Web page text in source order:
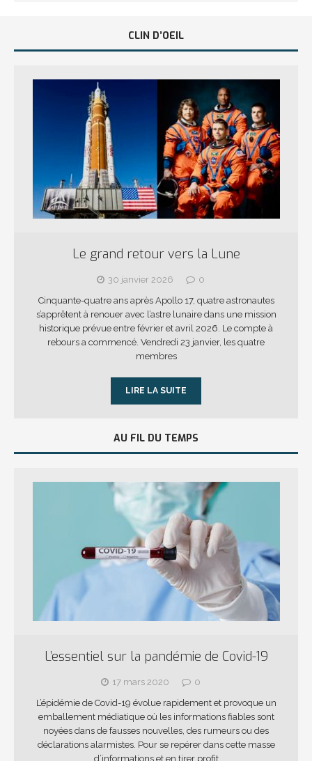
CLIN D’OEIL
Le grand retour vers la Lune
30 janvier 2026
0
Cinquante-quatre ans après Apollo 17, quatre astronautes
s’apprêtent à renouer avec l’astre lunaire dans une mission
historique prévue entre février et avril 2026. Le compte à
rebours a commencé. Vendredi 23 janvier, les quatre
membres
LIRE LA SUITE
AU FIL DU TEMPS
L’essentiel sur la pandémie de Covid-19
17 mars 2020
0
L’épidémie de Covid-19 évolue rapidement et provoque un
emballement médiatique où les informations fiables sont
noyées dans de fausses nouvelles, des rumeurs ou des
déclarations alarmistes. Pour se repérer dans cette masse
d’informations et en tirer profit